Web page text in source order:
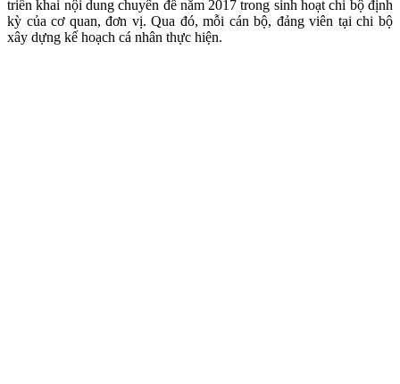
triển khai nội dung chuyên đề năm 2017 trong sinh hoạt chi bộ định
kỳ của cơ quan, đơn vị. Qua đó, mỗi cán bộ, đảng viên tại chi bộ
xây dựng kế hoạch cá nhân thực hiện.